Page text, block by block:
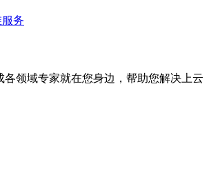
务
各领域专家就在您身边，帮助您解决上云